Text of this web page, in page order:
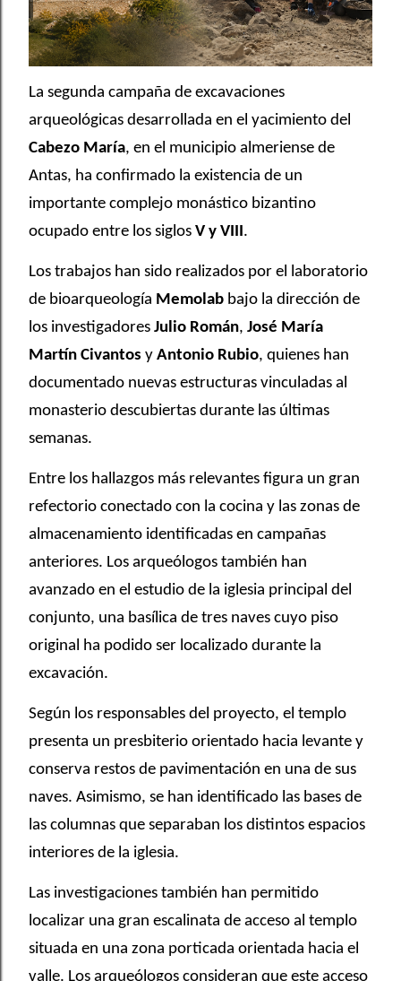
La segunda campaña de excavaciones
arqueológicas desarrollada en el yacimiento del
Cabezo María, en el municipio almeriense de
Antas, ha confirmado la existencia de un
importante complejo monástico bizantino
ocupado entre los siglos V y VIII.
Los trabajos han sido realizados por el laboratorio
de bioarqueología Memolab bajo la dirección de
los investigadores Julio Román, José María
Martín Civantos y Antonio Rubio, quienes han
documentado nuevas estructuras vinculadas al
monasterio descubiertas durante las últimas
semanas.
Entre los hallazgos más relevantes figura un gran
refectorio conectado con la cocina y las zonas de
almacenamiento identificadas en campañas
anteriores. Los arqueólogos también han
avanzado en el estudio de la iglesia principal del
conjunto, una basílica de tres naves cuyo piso
original ha podido ser localizado durante la
excavación.
Según los responsables del proyecto, el templo
presenta un presbiterio orientado hacia levante y
conserva restos de pavimentación en una de sus
naves. Asimismo, se han identificado las bases de
las columnas que separaban los distintos espacios
interiores de la iglesia.
Las investigaciones también han permitido
localizar una gran escalinata de acceso al templo
situada en una zona porticada orientada hacia el
valle. Los arqueólogos consideran que este acceso